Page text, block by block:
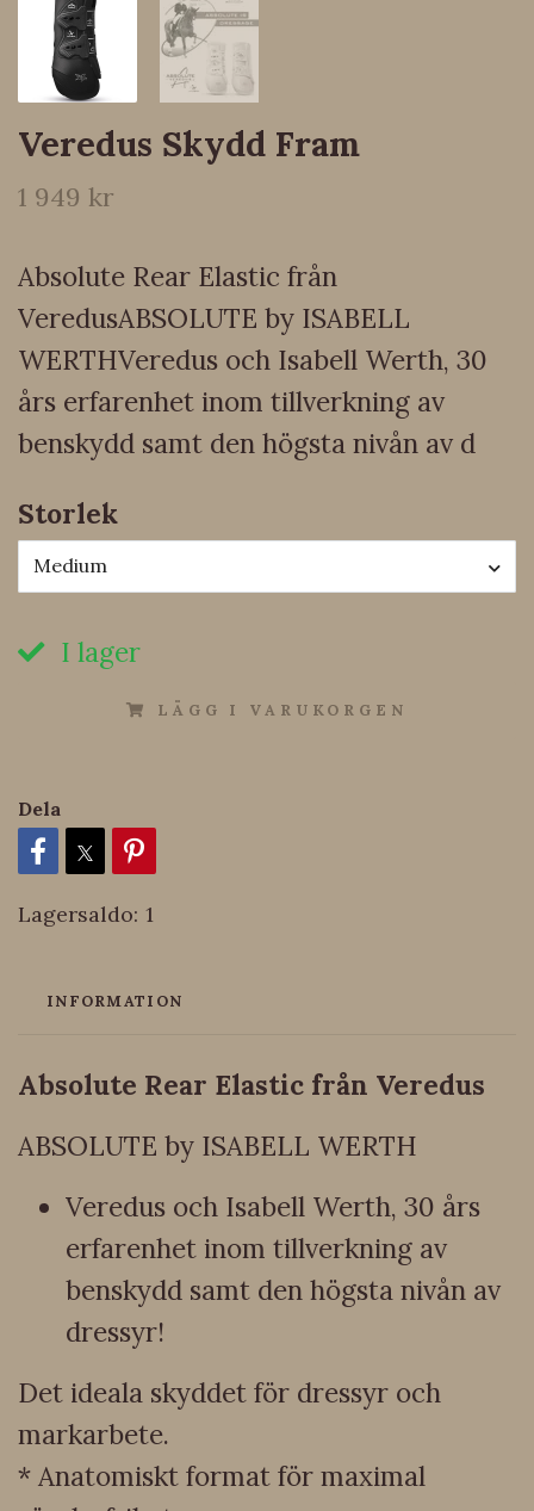
Veredus Skydd Fram
1 949 kr
Absolute Rear Elastic från
VeredusABSOLUTE by ISABELL
WERTHVeredus och Isabell Werth, 30
års erfarenhet inom tillverkning av
benskydd samt den högsta nivån av d
Storlek
Medium
I lager
LÄGG I VARUKORGEN
Dela
Lagersaldo: 1
INFORMATION
Absolute Rear Elastic från Veredus
ABSOLUTE by ISABELL WERTH
Veredus och Isabell Werth, 30 års
erfarenhet inom tillverkning av
benskydd samt den högsta nivån av
dressyr!
Det ideala skyddet för dressyr och
markarbete.
* Anatomiskt format för maximal